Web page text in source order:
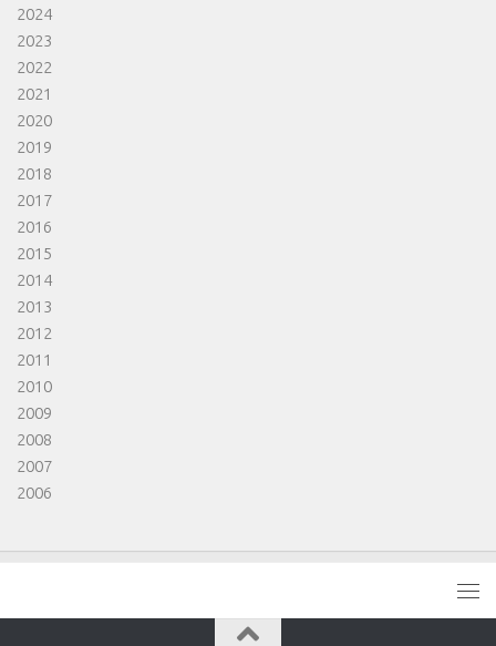
2024
2023
2022
2021
2020
2019
2018
2017
2016
2015
2014
2013
2012
2011
2010
2009
2008
2007
2006